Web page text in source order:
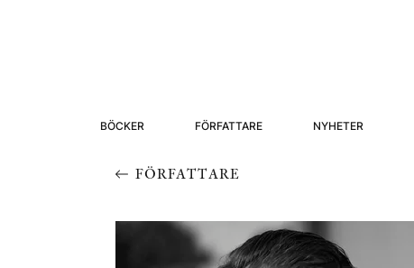
BÖCKER FÖRFATTARE NYHETER
FÖRFATTARE